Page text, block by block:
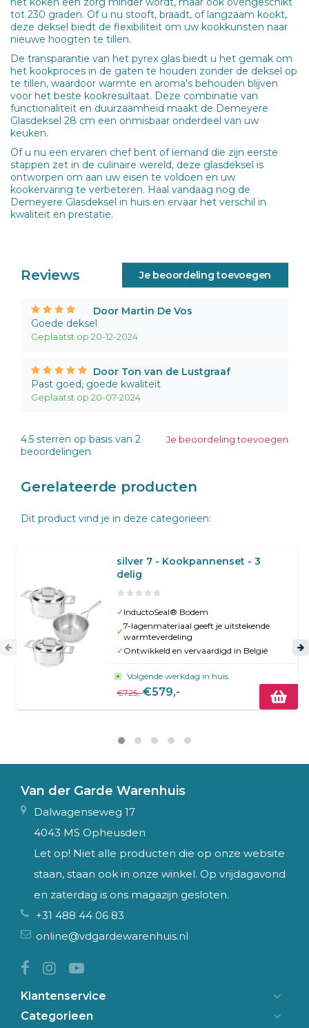
tot 230 graden. Of u nu stooft, braadt, of langzaam kookt,
deze deksel biedt de flexibiliteit om uw kookkunsten naar
nieuwe hoogten te tillen.
De transparantie van het pyrex glas biedt u het gemak om
het kookproces in de gaten te houden zonder de deksel op
te tillen, waardoor warmte en aroma's behouden blijven
voor het beste kookresultaat. Deze combinatie van
functionaliteit en duurzaamheid maakt de Demeyere
Glasdeksel 28 cm een onmisbaar onderdeel van uw
keuken.
Of u nu een ervaren chef bent of iemand die zijn eerste
stappen zet in de culinaire wereld, deze glasdeksel is
ontworpen om aan uw eisen te voldoen en uw
kookervaring te verbeteren. Haal vandaag nog de
Demeyere Glasdeksel in huis en ervaar het verschil in
kwaliteit en prestatie.
Reviews Je beoordeling toevoegen
Door Martin De Vos
Goede deksel
Geplaatst op 20-12-2024
Door Ton van de Lustgraaf
Past goed, goede kwaliteit
Geplaatst op 20-07-2024
Je beoordeling toevoegen
4.5 sterren op basis van 2
beoordelingen
Gerelateerde producten
Dit product vind je in deze categorieen:
silver 7 - Kookpannenset - 3
delig
✓ InductoSeal® Bodem
✓
7-lagenmateriaal geeft je uitstekende
warmteverdeling
✓ Ontwikkeld en vervaardigd in België
Volgende werkdag in huis
€725,-€579,-
Van der Garde Warenhuis
Dalwagenseweg 17
4043 MS Opheusden
Let op! Niet alle producten die op onze website
staan, staan ook in onze winkel. Op vrijdagavond
en zaterdag is ons magazijn gesloten.
+31 488 44 06 83
online@vdgardewarenhuis.nl
Klantenservice
Categorieen